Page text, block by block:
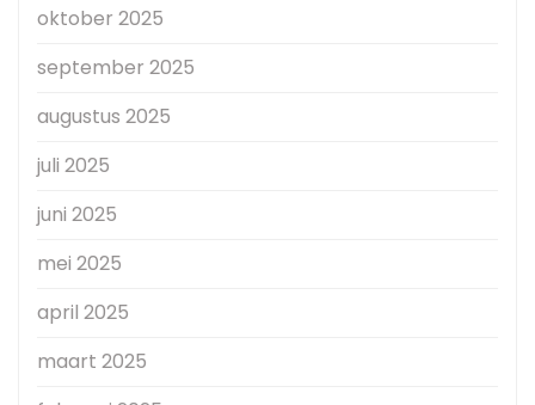
oktober 2025
september 2025
augustus 2025
juli 2025
juni 2025
mei 2025
april 2025
maart 2025